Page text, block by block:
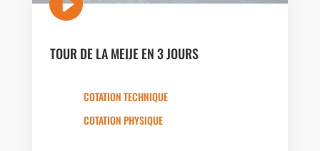
TOUR DE LA MEIJE EN 3 JOURS
COTATION TECHNIQUE
COTATION PHYSIQUE